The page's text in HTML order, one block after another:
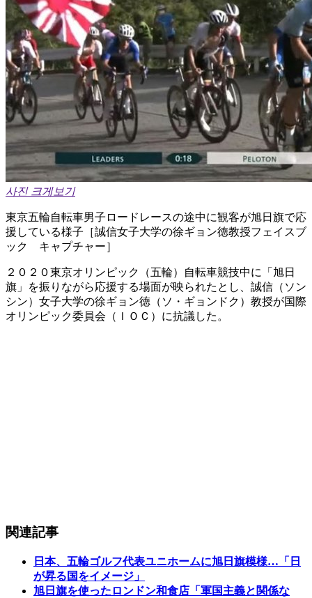
사진 크게보기
東京五輪自転車男子ロードレースの途中に観客が旭日旗で応
援している様子［誠信女子大学の徐ギョン徳教授フェイスブ
ック キャプチャー］
２０２０東京オリンピック（五輪）自転車競技中に「旭日
旗」を振りながら応援する場面が映られたとし、誠信（ソン
シン）女子大学の徐ギョン徳（ソ・ギョンドク）教授が国際
オリンピック委員会（ＩＯＣ）に抗議した。
関連記事
日本、五輪ゴルフ代表ユニホームに旭日旗模様…「日
が昇る国をイメージ」
旭日旗を使ったロンドン和食店「軍国主義と関係な